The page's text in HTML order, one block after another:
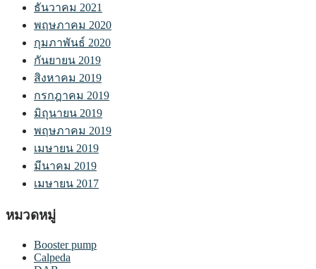
ธันวาคม 2021
พฤษภาคม 2020
กุมภาพันธ์ 2020
กันยายน 2019
สิงหาคม 2019
กรกฎาคม 2019
มิถุนายน 2019
พฤษภาคม 2019
เมษายน 2019
มีนาคม 2019
เมษายน 2017
หมวดหมู่
Booster pump
Calpeda